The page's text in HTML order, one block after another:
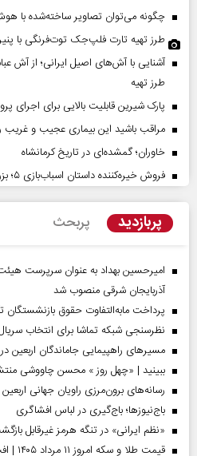
چگونه می‌توان تصاویر ساخته‌شده با
طرز تهیه تارت فلپ‌جک توت‌فرنگی با
آشنایی با آش‌های اصیل ایرانی؛ از آش
طرز تهیه
پارک شیرین قابلیت‌ بالایی برای اجرای
مراقب باشید این بیماری عجیب و غریب
خاوران؛ گمشده‌ای در تاریخ کرمانشاه
فروش خیره‌کننده داستان اسباب‌بازی ۵؛ بزرگ‌ترین افتتاحیه سال برای پیکسار
پربازدید پربحث
امیرحسین بهداد به عنوان سرپرست
آذربایجان شرقی منصوب شد
پرداخت مابه‌التفاوت حقوق بازنشستگان
نظرسنجی شبکه تماشا برای انتخاب
مسیر‌های راهپیمایی جاماندگان اربعین در
ببینید | «چهل روز » محسن چاووشی
رسانه‌های برون‌مرزی راویان جهانی اربعین
باج‌نیوزها؛ باج‌گیری در لباس افشاگری
«نظم ایرانی» در تنگه هرمز غیرقابل
قیمت